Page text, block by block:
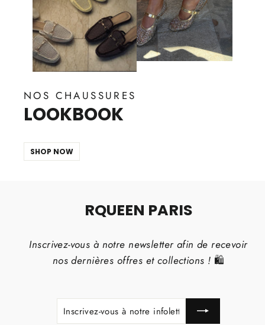
NOS CHAUSSURES
LOOKBOOK
SHOP NOW
RQUEEN PARIS
Inscrivez-vous à notre newsletter afin de recevoir
nos dernières offres et collections ! 🛍️
INSCRIVEZ-
VOUS
S'INSCRIRE